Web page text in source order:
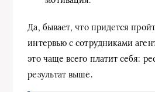
Да, бывает, что придется
интервью с сотрудниками
это чаще всего платит себя:
результат выше.